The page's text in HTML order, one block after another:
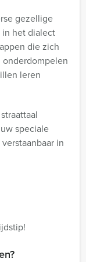
gezellige
in het dialect
die zich
leren
speciale
in